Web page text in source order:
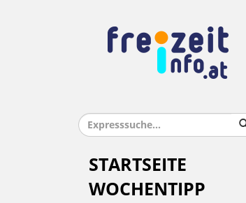
STARTSEITE
WOCHENTIPP